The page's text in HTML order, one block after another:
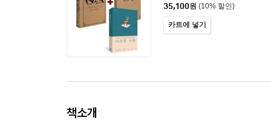
35,100원 (10% 할인)
카트에 넣기
책소개